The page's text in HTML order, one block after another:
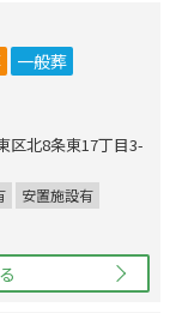
一般葬
区北8条東17丁目3-
安置施設有